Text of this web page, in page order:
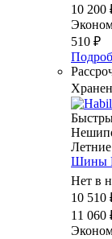
10 200
510 ₽
Летние
Шины
Нет в
10 510
11 060